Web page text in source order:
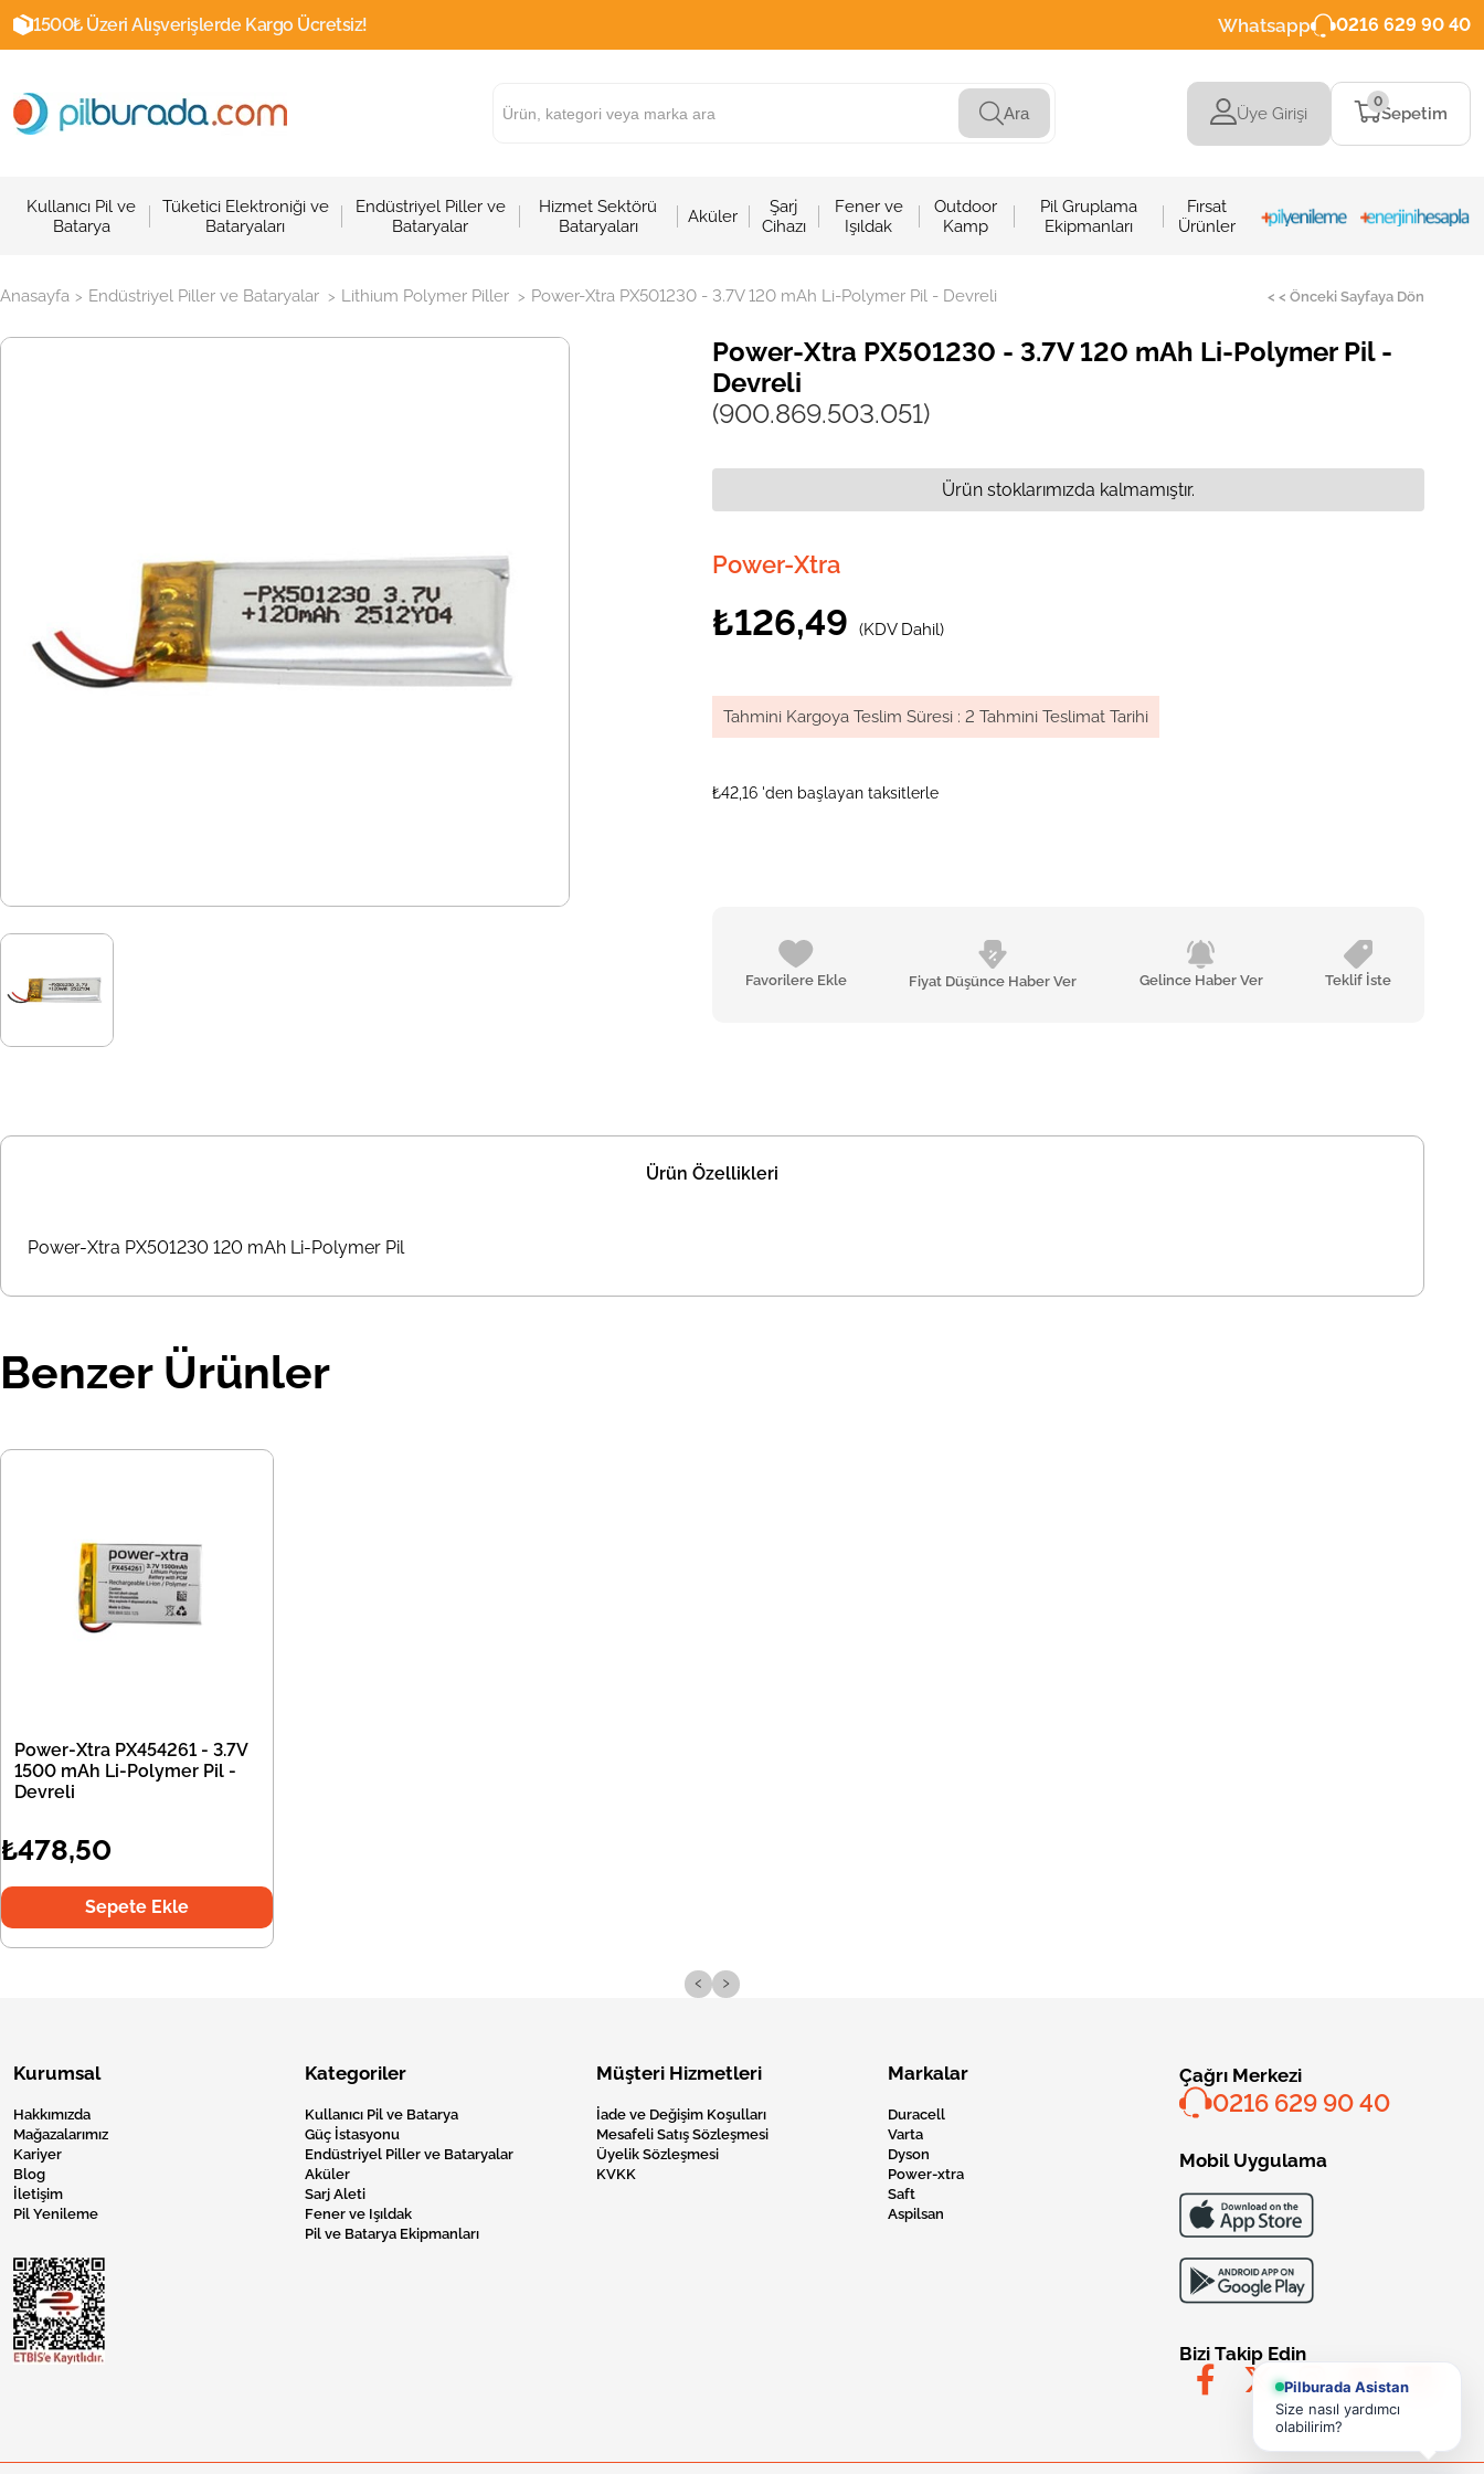
1500₺ Üzeri Alışverişlerde Kargo Ücretsiz! Whatsapp 0216 629 90 40
Ara Üye Girişi Sepetim
0
Kullanıcı Pil ve
Batarya
Tüketici Elektroniği ve
Bataryaları
Endüstriyel Piller ve
Bataryalar
Hizmet Sektörü
Bataryaları
Aküler
Şarj
Cihazı
Fener ve
Işıldak
Outdoor
Kamp
Pil Gruplama
Ekipmanları
Fırsat
Ürünler
Anasayfa > Endüstriyel Piller ve Bataryalar > Lithium Polymer Piller > Power-Xtra PX501230 - 3.7V 120 mAh Li-Polymer Pil - Devreli < < Önceki Sayfaya Dön
Power-Xtra PX501230 - 3.7V 120 mAh Li-Polymer Pil -
Devreli
(900.869.503.051)
Power-Xtra
₺126,49 (KDV Dahil)
Tahmini Kargoya Teslim Süresi : 2 Tahmini Teslimat Tarihi
₺42,16 'den başlayan taksitlerle
Favorilere Ekle Fiyat Düşünce Haber Ver Gelince Haber Ver Teklif İste
Ürün stoklarımızda kalmamıştır.
Ürün Özellikleri
Power-Xtra PX501230 120 mAh Li-Polymer Pil
Benzer Ürünler
Power-Xtra PX454261 - 3.7V
1500 mAh Li-Polymer Pil -
Devreli
₺478,50
Sepete Ekle
‹ ›
Kurumsal
Hakkımızda
Mağazalarımız
Kariyer
Blog
İletişim
Pil Yenileme
Kategoriler
Kullanıcı Pil ve Batarya
Güç İstasyonu
Endüstriyel Piller ve Bataryalar
Aküler
Sarj Aleti
Fener ve Işıldak
Pil ve Batarya Ekipmanları
Müşteri Hizmetleri
İade ve Değişim Koşulları
Mesafeli Satış Sözleşmesi
Üyelik Sözleşmesi
KVKK
Markalar
Duracell
Varta
Dyson
Power-xtra
Saft
Aspilsan
Çağrı Merkezi
0216 629 90 40
Mobil Uygulama
Bizi Takip Edin
Pilburada Asistan
Size nasıl yardımcı
olabilirim?